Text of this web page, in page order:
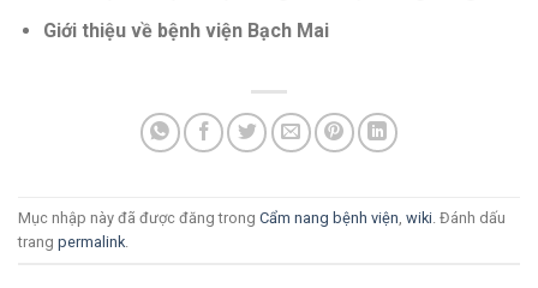
Giới thiệu về bệnh viện Bạch Mai
Mục nhập này đã được đăng trong Cẩm nang bệnh viện wiki . Đánh dấu
trang permalink